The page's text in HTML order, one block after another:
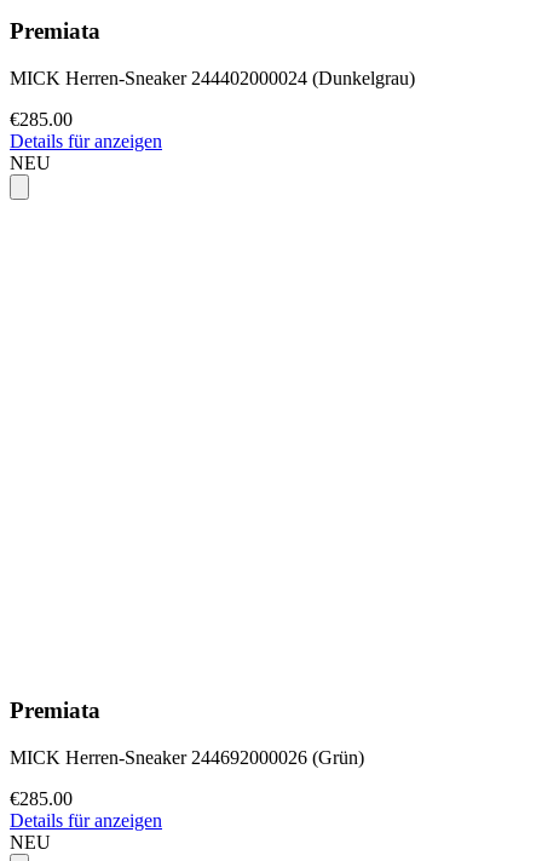
Premiata
MICK Herren-Sneaker 244402000024 (Dunkelgrau)
€285.00
Details für anzeigen
NEU
Premiata
MICK Herren-Sneaker 244692000026 (Grün)
€285.00
Details für anzeigen
NEU